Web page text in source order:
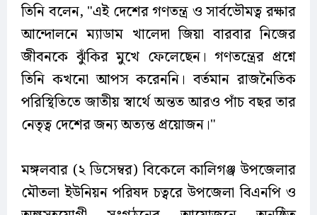
তিনি বলেন, "এই দেশের গণতন্ত্র ও সার্বভৌমত্ব রক্ষার
আন্দোলনে ম্যাডাম খালেদা জিয়া বারবার নিজের
জীবনকে ঝুঁকির মুখে ফেলেছেন। গণতন্ত্রের প্রশ্নে
তিনি কখনো আপস করেননি। বর্তমান রাজনৈতিক
পরিস্থিতিতে জাতীয় স্বার্থে অন্তত আরও পাঁচ বছর তার
নেতৃত্ব দেশের জন্য অত্যন্ত প্রয়োজন।"
মঙ্গলবার (২ ডিসেম্বর) বিকেলে কালিগঞ্জ উপজেলার
মৌতলা ইউনিয়ন পরিষদ চত্বরে উপজেলা বিএনপি ও